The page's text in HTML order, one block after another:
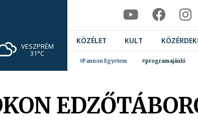
VESZPRÉM
31°C
KÖZÉLET KULT
#Pannon Egyetem #programajánló